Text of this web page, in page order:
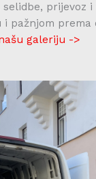
prijevoz
pažnjom prema
galeriju ->